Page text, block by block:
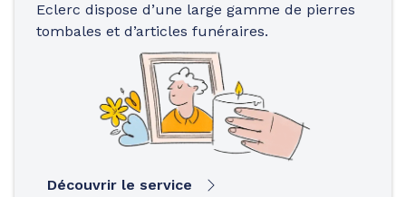
Eclerc dispose d’une large gamme de pierres
tombales et d’articles funéraires.
Découvrir le service